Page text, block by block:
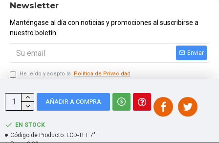
AÑADIR A COMPRA
EN STOCK
Código de Producto: LCD-TFT 7"
Newsletter
Manténgase al día con noticias y promociones al suscribirse a
nuestro boletín
Enviar
He leído y acepto la Política de Privacidad